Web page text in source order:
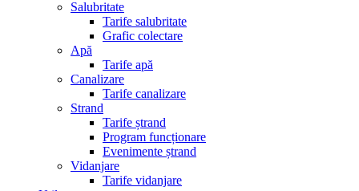
Salubritate
Tarife salubritate
Grafic colectare
Apă
Tarife apă
Canalizare
Tarife canalizare
Strand
Tarife ștrand
Program funcționare
Evenimente ștrand
Vidanjare
Tarife vidanjare